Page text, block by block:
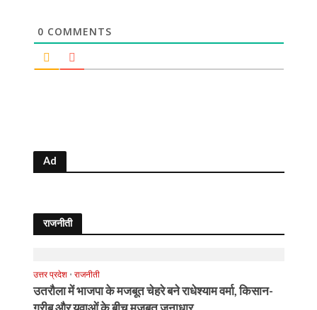
0 COMMENTS
Ad
राजनीती
उत्तर प्रदेश • राजनीती
उतरौला में भाजपा के मजबूत चेहरे बने राधेश्याम वर्मा, किसान-